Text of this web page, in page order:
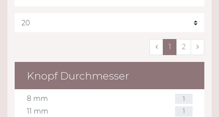
1 2
Knopf Durchmesser
8 mm 1
11 mm 1